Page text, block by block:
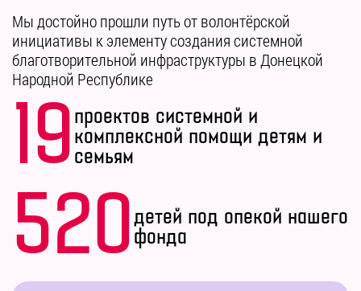
Мы достойно прошли путь от волонтёрской
инициативы к элементу создания системной
благотворительной инфраструктуры в Донецкой
Народной Республике
19 проектов системной и
комплексной помощи детям и
семьям
520детей под опекой нашего
фонда